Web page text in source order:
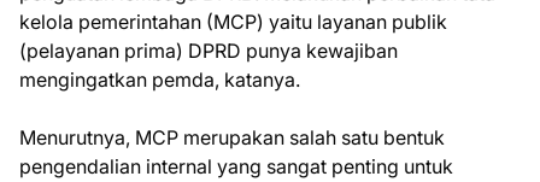
kelola pemerintahan (MCP) yaitu layanan publik
(pelayanan prima) DPRD punya kewajiban
mengingatkan pemda, katanya.
Menurutnya, MCP merupakan salah satu bentuk
pengendalian internal yang sangat penting untuk